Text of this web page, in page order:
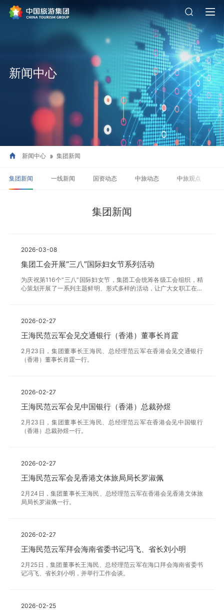
新闻中心
新闻中心 集团新闻
集团新闻 一线新闻 国资动态 中旅动态 中旅观点
集团新闻
2026-03-08
集团工会开展“三八”国际妇女节系列活动
为庆祝第116个“三八”国际妇女节，集团工会统筹各级工会组织，精
心策划开展了一系列主题鲜明、形式多样的活动，让广大女职工在温
2026-02-27
王海民范云军会见交通银行（香港）董事长肖霆
2月23日，集团董事长王海民、总经理范云军在香港会见交通银行
（香港）董事长肖霆一行。
2026-02-27
王海民范云军会见中国银行（香港）总裁孙煜
2月23日，集团董事长王海民、总经理范云军在香港会见中国银行
（香港）总裁孙煜一行。
2026-02-27
王海民范云军会见香港文体旅局局长罗淑佩
2月24日，集团董事长王海民、总经理范云军在香港会见香港文体旅
局局长罗淑佩一行。
2026-02-27
王海民范云军拜会海南省委书记冯飞、省长刘小明
2月25日，集团董事长王海民、总经理范云军在海口拜会海南省委书
记冯飞、省长刘小明，并举行工作会谈。
2026-02-25